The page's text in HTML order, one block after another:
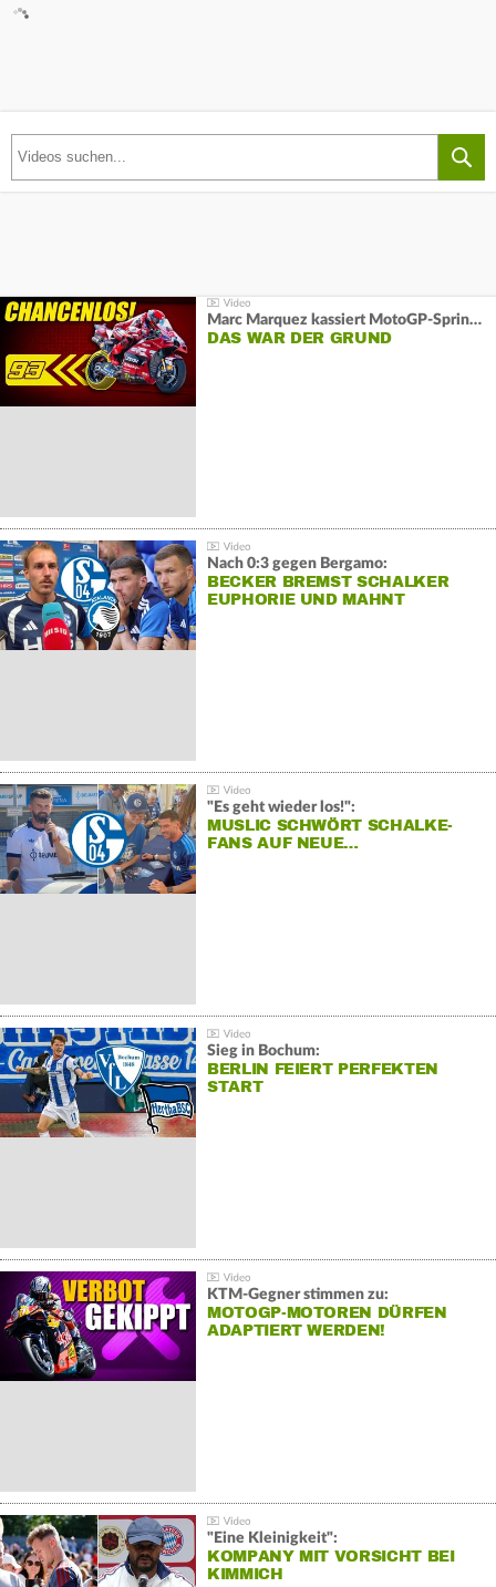
Marc Marquez kassiert MotoGP-Sprint-Schlappe:
DAS WAR DER GRUND
Nach 0:3 gegen Bergamo:
BECKER BREMST SCHALKER
EUPHORIE UND MAHNT
"Es geht wieder los!":
MUSLIC SCHWÖRT SCHALKE-
FANS AUF NEUE…
Sieg in Bochum:
BERLIN FEIERT PERFEKTEN
START
KTM-Gegner stimmen zu:
MOTOGP-MOTOREN DÜRFEN
ADAPTIERT WERDEN!
"Eine Kleinigkeit":
KOMPANY MIT VORSICHT BEI
KIMMICH